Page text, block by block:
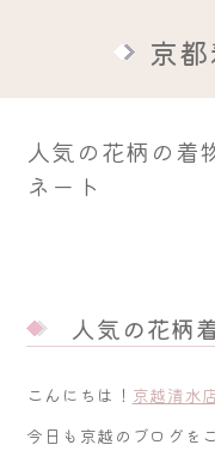
京
人気の花柄の着
ネート
人気の花柄
こんにちは！ 京越清水
今日も京越のブログを